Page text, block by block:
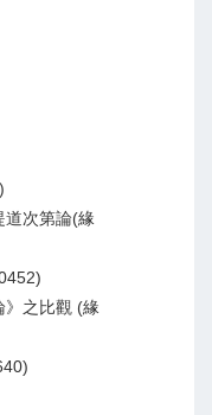
道次第論(緣
》之比觀 (緣